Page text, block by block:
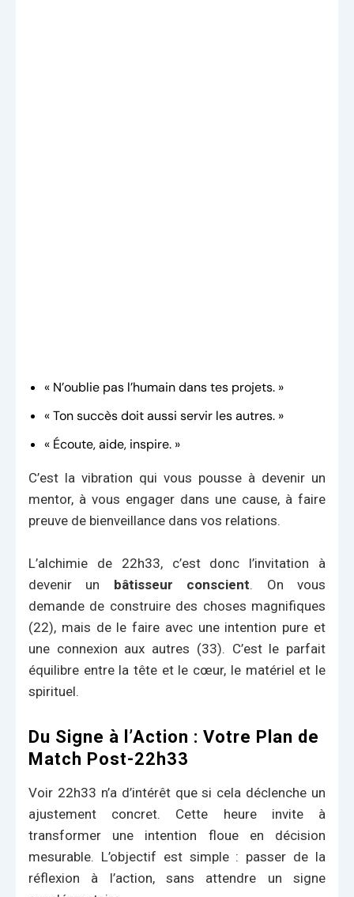
« N’oublie pas l’humain dans tes projets. »
« Ton succès doit aussi servir les autres. »
« Écoute, aide, inspire. »
C’est la vibration qui vous pousse à devenir un
mentor, à vous engager dans une cause, à faire
preuve de bienveillance dans vos relations.
L’alchimie de 22h33, c’est donc l’invitation à
devenir un bâtisseur conscient. On vous
demande de construire des choses magnifiques
(22), mais de le faire avec une intention pure et
une connexion aux autres (33). C’est le parfait
équilibre entre la tête et le cœur, le matériel et le
spirituel.
Du Signe à l’Action : Votre Plan de
Match Post-22h33
Voir 22h33 n’a d’intérêt que si cela déclenche un
ajustement concret. Cette heure invite à
transformer une intention floue en décision
mesurable. L’objectif est simple : passer de la
réflexion à l’action, sans attendre un signe